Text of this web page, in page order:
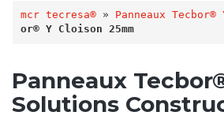
mcr tecresa® » Panneaux Tecbor®
or® Y Cloison 25mm
Panneaux
Solutions